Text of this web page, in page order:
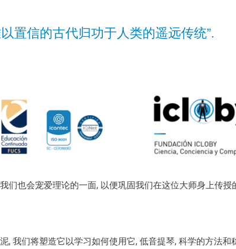
置信的古代归功于人类的遥远传统”.
们也会宠爱理论的一面, 以便巩固我们在这位大师身上传授
, 我们将塑造它以学习如何使用它, 低音提琴, 科学的方法